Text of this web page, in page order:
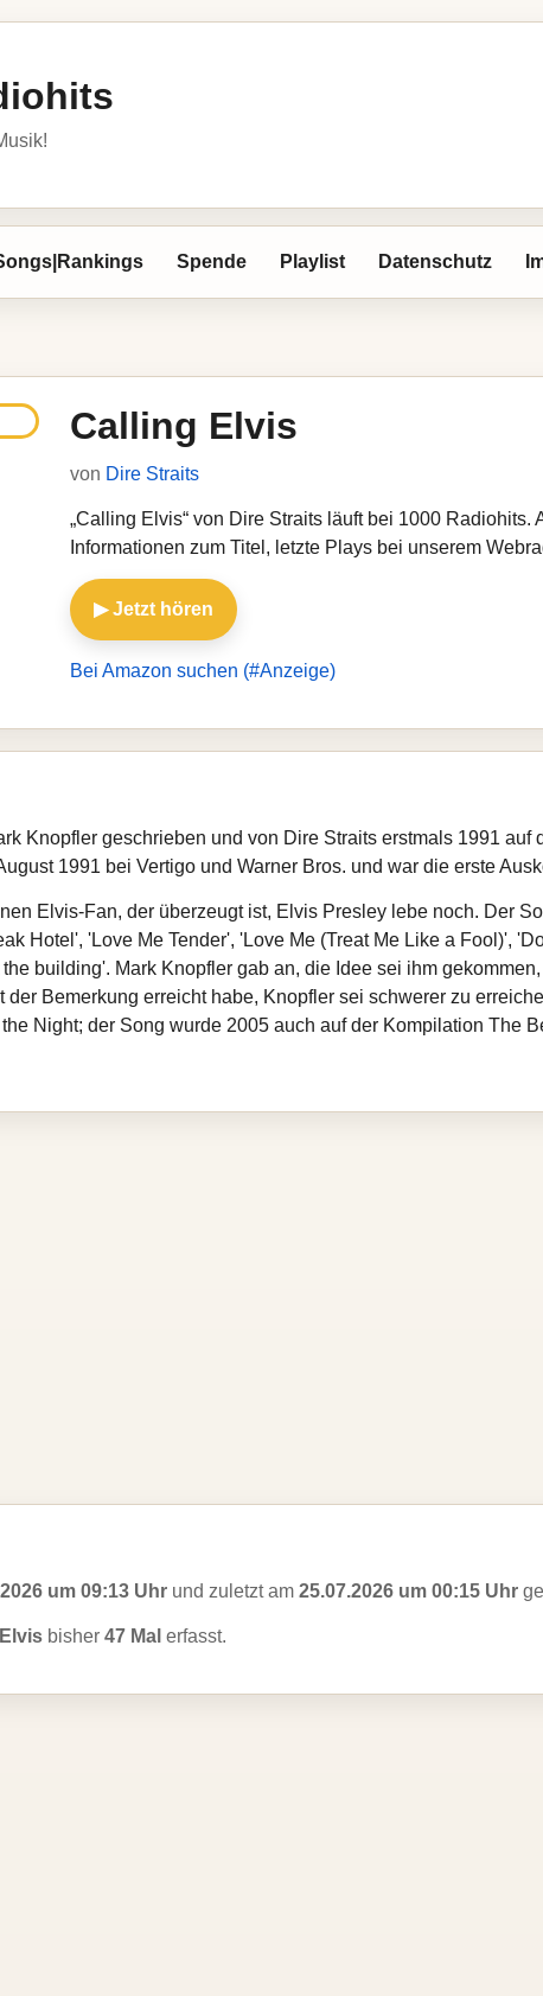
Spende Playlist Datenschutz
Calling Elvis
von Dire Straits
„Calling Elvis“ von Dire Straits läuft bei 1000 Radiohits.
Informationen zum Titel, letzte Plays bei unserem
▶ Jetzt hören
Bei Amazon suchen (#Anzeige)
Knopfler geschrieben und von Dire Straits erstmals 1991 auf
1991 bei Vertigo und Warner Bros. und war die erste
Elvis-Fan, der überzeugt ist, Elvis Presley lebe noch. Der
Hotel', 'Love Me Tender', 'Love Me (Treat Me Like a Fool)',
building'. Mark Knopfler gab an, die Idee sei ihm
Bemerkung erreicht habe, Knopfler sei schwerer zu
Night; der Song wurde 2005 auch auf der Kompilation The
um 09:13 Uhr und zuletzt am 25.07.2026 um 00:15 Uhr
bisher 47 Mal erfasst.